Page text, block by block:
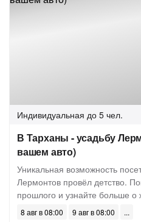
Индивидуальная до 5 чел.
В Тарханы - усадьбу
вашем авто)
Уникальная возможность
Лермонтов провёл детство.
прошлого и узнайте больше о
8 авг в 08:00
9 авг в 08:00